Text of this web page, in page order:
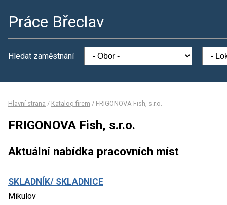
Práce Břeclav
Hledat zaměstnání
Hlavní strana / Katalog firem / FRIGONOVA Fish, s.r.o.
FRIGONOVA Fish, s.r.o.
Aktuální nabídka pracovních míst
SKLADNÍK/ SKLADNICE
Mikulov